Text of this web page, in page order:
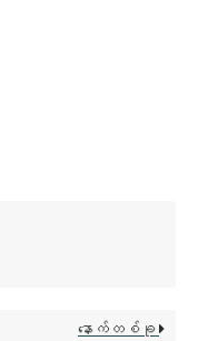
နောက်တစ်ခု